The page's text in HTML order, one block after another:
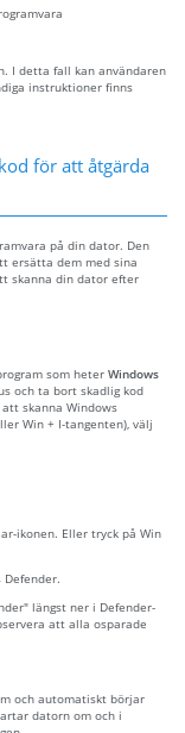
I detta fall kan användaren
instruktioner finns
för att åtgärda
på din dator. Den
ersätta dem med sina
skanna din dator efter
som heter Windows
och ta bort skadlig kod
skanna Windows
Win + I-tangenten), välj
ikonen. Eller tryck på Win
längst ner i Defender-
att alla osparade
och automatiskt börjar
datorn om och i